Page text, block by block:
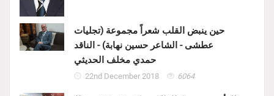
حين ينبض القلب شعراً مجموعة (تجليات
عطشى - الشاعر حسين نهابة) - الناقد
حمدي مخلف الحديثي
22nd December 2018 6064